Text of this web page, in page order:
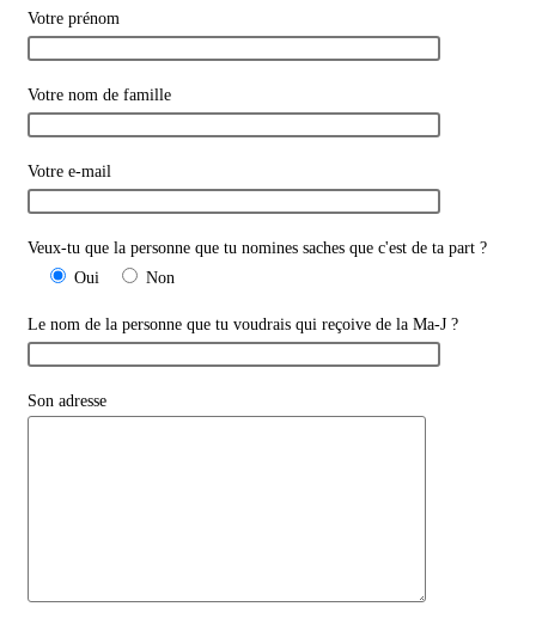
Votre prénom
Votre nom de famille
Votre e-mail
Veux-tu que la personne que tu nomines saches que c'est de ta part ?
Oui
Non
Le nom de la personne que tu voudrais qui reçoive de la Ma-J ?
Son adresse